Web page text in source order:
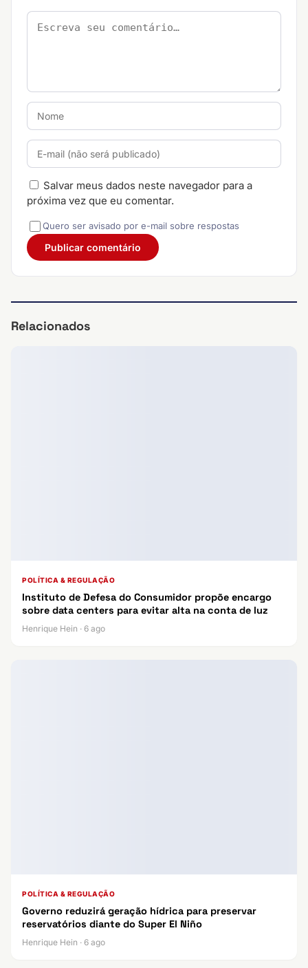
Salvar meus dados neste navegador para a
próxima vez que eu comentar.
Quero ser avisado por e-mail sobre respostas
Relacionados
POLÍTICA & REGULAÇÃO
Instituto de Defesa do Consumidor propõe encargo
sobre data centers para evitar alta na conta de luz
Henrique Hein · 6 ago
POLÍTICA & REGULAÇÃO
Governo reduzirá geração hídrica para preservar
reservatórios diante do Super El Niño
Henrique Hein · 6 ago